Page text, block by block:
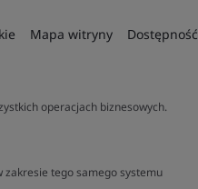
Mapa witryny Dostępność
operacjach biznesowych.
zakresie tego samego systemu